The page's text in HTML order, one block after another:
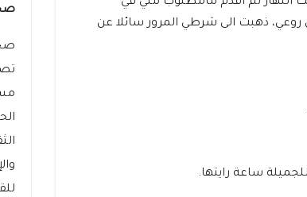
روعي، ذهبت الى شرطي المرور سائلا عن
ساعة رايتها.